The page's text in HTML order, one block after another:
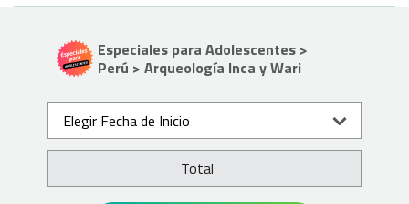
Especiales para Adolescentes >
Perú > Arqueología Inca y Wari
Elegir Fecha de Inicio
Total